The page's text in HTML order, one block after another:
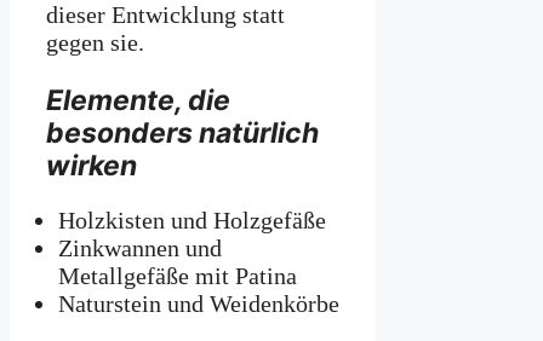
dieser Entwicklung statt
gegen sie.
Elemente, die
besonders natürlich
wirken
Holzkisten und Holzgefäße
Zinkwannen und
Metallgefäße mit Patina
Naturstein und Weidenkörbe